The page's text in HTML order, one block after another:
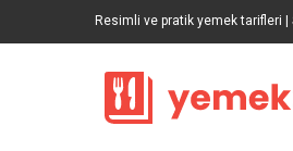
Resimli ve pratik yemek tarifleri